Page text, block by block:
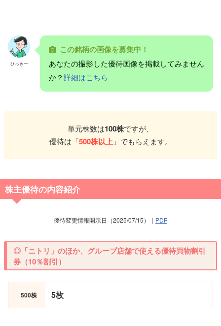
ひっきー
この銘柄の画像を募集中！
あなたの撮影した優待画像を掲載してみません
か？詳細はこちら
単元株数は100株ですが、
優待は「500株以上」でもらえます。
株主優待の内容紹介
優待変更情報開示日（2025/07/15）｜ PDF
◎「ニトリ」のほか、グループ店舗で使える優待買物割引
券（10％割引）
500株 5枚